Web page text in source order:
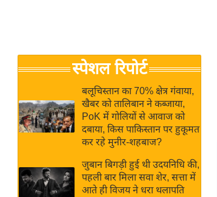
Hindi
क्रिकेट
क्राइम
ई-पेपर
मिसाल बेमिसाल
शख्सियत
यंग इंडिया
स्पेशल रिपोर्ट
बलूचिस्तान का 70% क्षेत्र गंवाया,
खैबर को तालिबान ने कब्जाया,
PoK में गोलियों से आवाज को
दबाया, किस पाकिस्तान पर हुकूमत
कर रहे मुनीर-शहबाज?
जुबान बिगड़ी हुई थी उदयनिधि की,
पहली बार मिला सवा शेर, सत्ता में
आते ही विजय ने धरा थलापति